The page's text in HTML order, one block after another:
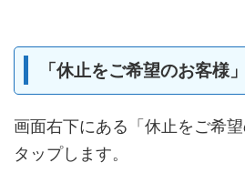
「休止をご希望のお客様
画面右下にある「休止をご希
タップします。